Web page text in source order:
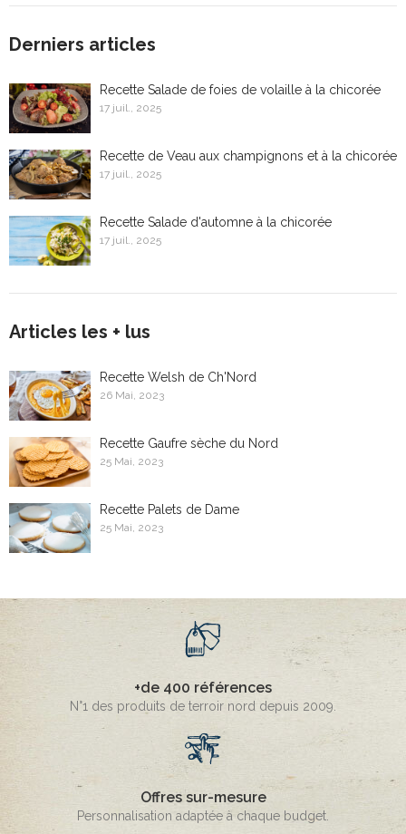
Derniers articles
Recette Salade de foies de volaille à la chicorée
17 juil., 2025
Recette de Veau aux champignons et à la chicorée
17 juil., 2025
Recette Salade d'automne à la chicorée
17 juil., 2025
Articles les + lus
Recette Welsh de Ch'Nord
26 Mai, 2023
Recette Gaufre sèche du Nord
25 Mai, 2023
Recette Palets de Dame
25 Mai, 2023
+de 400 références
N°1 des produits de terroir nord depuis 2009.
Offres sur-mesure
Personnalisation adaptée à chaque budget.